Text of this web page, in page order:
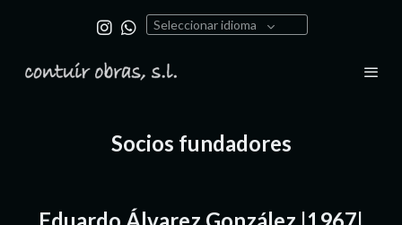
Seleccionar idioma
Socios fundadores